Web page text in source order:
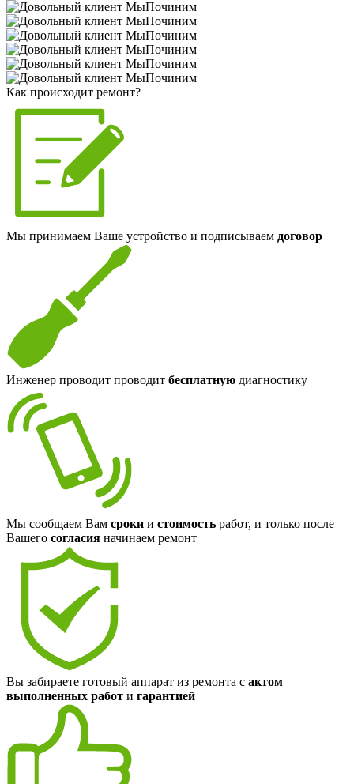
Как происходит ремонт?
Мы принимаем Ваше устройство и подписываем договор
Инженер проводит проводит бесплатную диагностику
Мы сообщаем Вам сроки и стоимость работ, и только после
Вашего согласия начинаем ремонт
Вы забираете готовый аппарат из ремонта с актом
выполненных работ и гарантией